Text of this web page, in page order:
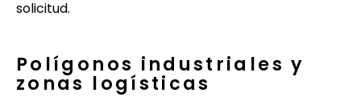
solicitud.
Polígonos industriales y
zonas logísticas